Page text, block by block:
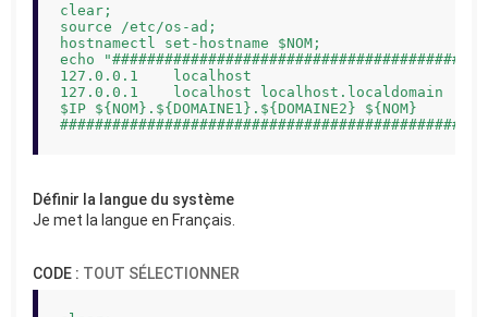
clear;
source /etc/os-ad;
hostnamectl set-hostname $NOM;
echo
127.0.0.1    localhost
127.0.0.1    localhost localhost.localdomain
$IP ${NOM}.${DOMAINE1}.${DOMAINE2} ${NOM}
Définir la langue du système
Je met la langue en Français.
CODE : TOUT SÉLECTIONNER